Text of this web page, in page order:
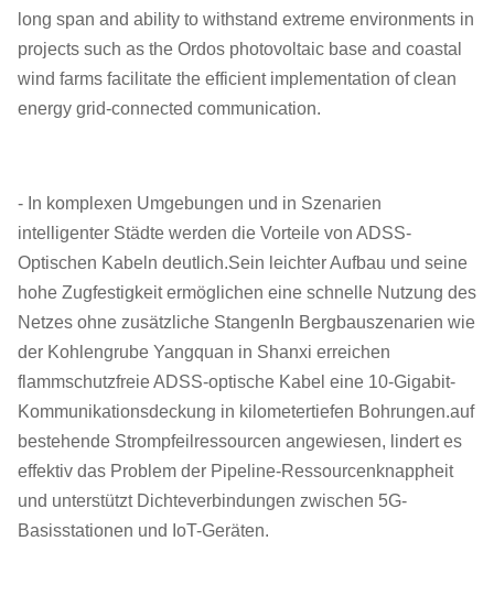
long span and ability to withstand extreme environments in
projects such as the Ordos photovoltaic base and coastal
wind farms facilitate the efficient implementation of clean
energy grid-connected communication.
- In komplexen Umgebungen und in Szenarien
intelligenter Städte werden die Vorteile von ADSS-
Optischen Kabeln deutlich.Sein leichter Aufbau und seine
hohe Zugfestigkeit ermöglichen eine schnelle Nutzung des
Netzes ohne zusätzliche StangenIn Bergbauszenarien wie
der Kohlengrube Yangquan in Shanxi erreichen
flammschutzfreie ADSS-optische Kabel eine 10-Gigabit-
Kommunikationsdeckung in kilometertiefen Bohrungen.auf
bestehende Strompfeilressourcen angewiesen, lindert es
effektiv das Problem der Pipeline-Ressourcenknappheit
und unterstützt Dichteverbindungen zwischen 5G-
Basisstationen und IoT-Geräten.